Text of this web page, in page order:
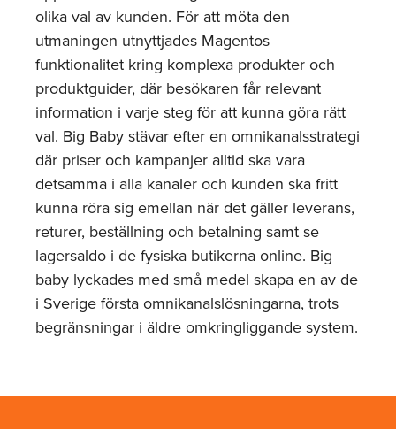
olika val av kunden. För att möta den
utmaningen utnyttjades Magentos
funktionalitet kring komplexa produkter och
produktguider, där besökaren får relevant
information i varje steg för att kunna göra rätt
val. Big Baby stävar efter en omnikanalsstrategi
där priser och kampanjer alltid ska vara
detsamma i alla kanaler och kunden ska fritt
kunna röra sig emellan när det gäller leverans,
returer, beställning och betalning samt se
lagersaldo i de fysiska butikerna online. Big
baby lyckades med små medel skapa en av de
i Sverige första omnikanalslösningarna, trots
begränsningar i äldre omkringliggande system.